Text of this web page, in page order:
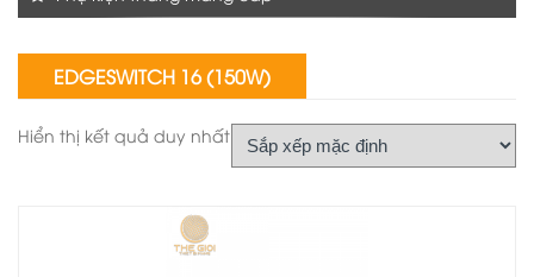
EDGESWITCH 16 (150W)
Hiển thị kết quả duy nhất